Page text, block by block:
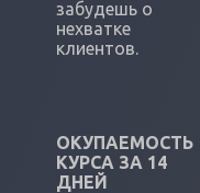
забудешь о
нехватке
клиентов.
ОКУПАЕМОСТЬ
КУРСА ЗА 14
ДНЕЙ